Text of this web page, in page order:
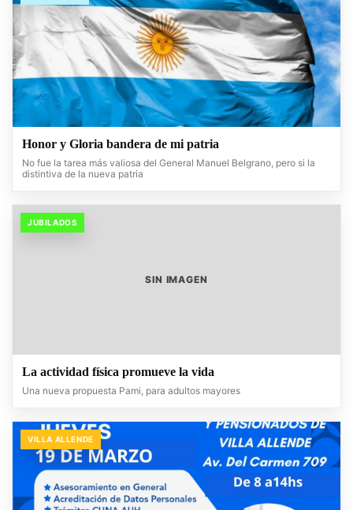
Honor y Gloria bandera de mi patria
No fue la tarea más valiosa del General Manuel Belgrano, pero si la
distintiva de la nueva patria
JUBILADOS
SIN IMAGEN
La actividad física promueve la vida
Una nueva propuesta Pami, para adultos mayores
VILLA ALLENDE